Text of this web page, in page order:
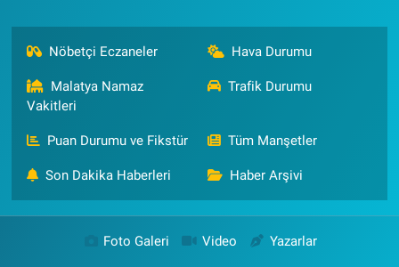
Nöbetçi Eczaneler Hava Durumu
Malatya Namaz
Vakitleri
Trafik Durumu
Puan Durumu ve Fikstür Tüm Manşetler
Son Dakika Haberleri Haber Arşivi
Foto Galeri Video Yazarlar